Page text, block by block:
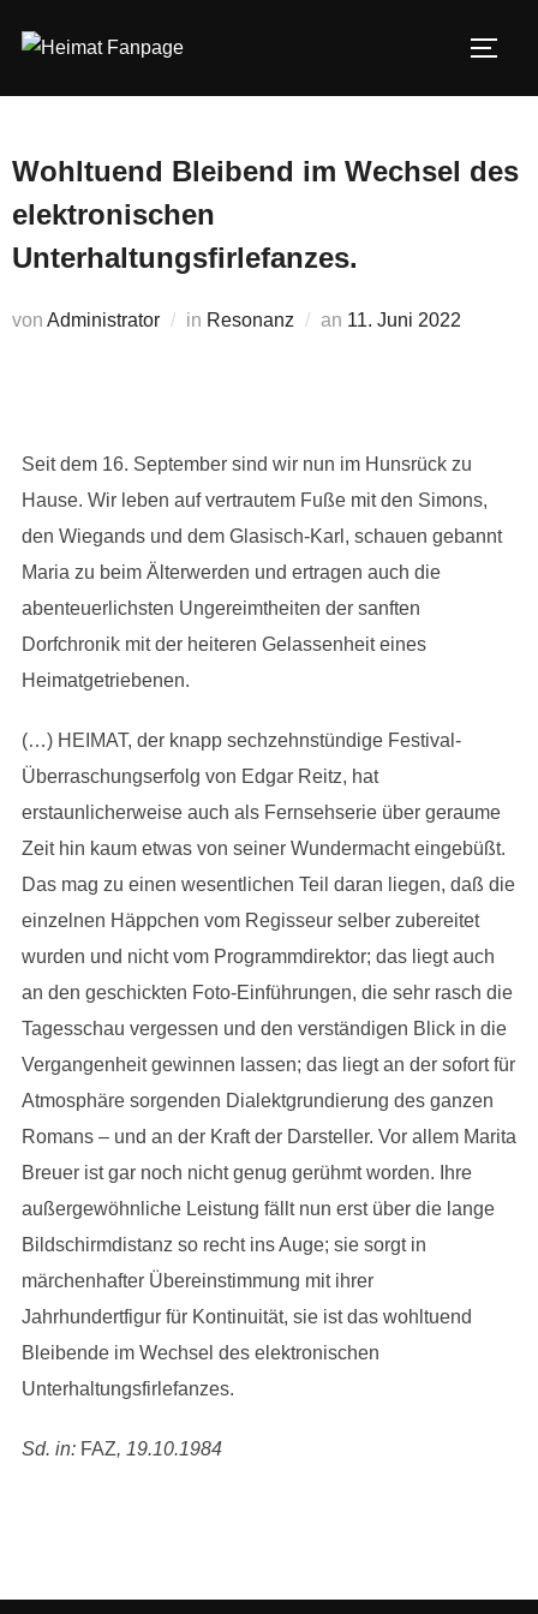
Inhalt
Wohltuend Bleibend im Wechsel des
elektronischen
Unterhaltungsfirlefanzes.
von Administrator in Resonanz an Veröffentlicht
11. Juni 2022
Seit dem 16. September sind wir nun im Hunsrück zu
Hause. Wir leben auf vertrautem Fuße mit den Simons,
den Wiegands und dem Glasisch-Karl, schauen gebannt
Maria zu beim Älterwerden und ertragen auch die
abenteuerlichsten Ungereimtheiten der sanften
Dorfchronik mit der heiteren Gelassenheit eines
Heimatgetriebenen.
(…) HEIMAT, der knapp sechzehnstündige Festival-
Überraschungserfolg von Edgar Reitz, hat
erstaunlicherweise auch als Fernsehserie über geraume
Zeit hin kaum etwas von seiner Wundermacht eingebüßt.
Das mag zu einen wesentlichen Teil daran liegen, daß die
einzelnen Häppchen vom Regisseur selber zubereitet
wurden und nicht vom Programmdirektor; das liegt auch
an den geschickten Foto-Einführungen, die sehr rasch die
Tagesschau vergessen und den verständigen Blick in die
Vergangenheit gewinnen lassen; das liegt an der sofort für
Atmosphäre sorgenden Dialektgrundierung des ganzen
Romans – und an der Kraft der Darsteller. Vor allem Marita
Breuer ist gar noch nicht genug gerühmt worden. Ihre
außergewöhnliche Leistung fällt nun erst über die lange
Bildschirmdistanz so recht ins Auge; sie sorgt in
märchenhafter Übereinstimmung mit ihrer
Jahrhundertfigur für Kontinuität, sie ist das wohltuend
Bleibende im Wechsel des elektronischen
Unterhaltungsfirlefanzes.
Sd. in:FAZ, 19.10.1984